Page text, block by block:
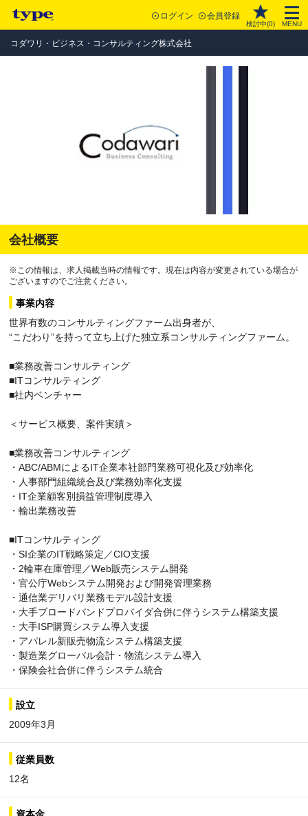
ログイン 会員登録
検討中(0) MENU
コダワリ・ビジネス・コンサルティング株式会社
会社概要
※この情報は、求人掲載当時の情報です。現在は内容が変更されている場合が
ございますのでご注意ください。
事業内容
世界有数のコンサルティングファーム出身者が、
“こだわり”を持って立ち上げた独立系コンサルティングファーム。
■業務改善コンサルティング
■ITコンサルティング
■社内ベンチャー
＜サービス概要、案件実績＞
■業務改善コンサルティング
・ABC/ABMによるIT企業本社部門業務可視化及び効率化
・人事部門組織統合及び業務効率化支援
・IT企業顧客別損益管理制度導入
・輸出業務改善
■ITコンサルティング
・SI企業のIT戦略策定／CIO支援
・2輪車在庫管理／Web販売システム開発
・官公庁Webシステム開発および開発管理業務
・通信業デリバリ業務モデル設計支援
・大手ブロードバンドプロバイダ合併に伴うシステム構築支援
・大手ISP購買システム導入支援
・アパレル新販売物流システム構築支援
・製造業グローバル会計・物流システム導入
・保険会社合併に伴うシステム統合
設立
2009年3月
従業員数
12名
資本金